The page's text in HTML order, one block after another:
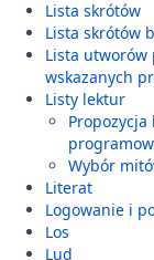
Lista skrótów
Lista skrótów
Lista
wskazanych
Listy lektur
Wybór
Literat
Logowanie i
Los
Lud